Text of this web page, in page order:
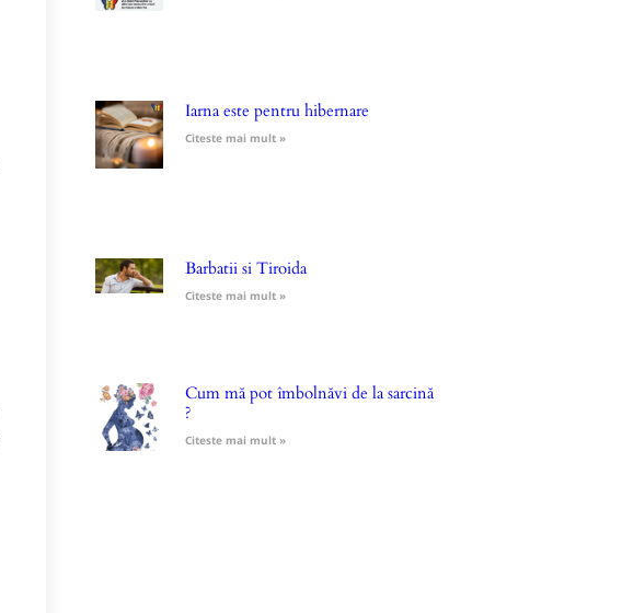
Iarna este pentru hibernare
Citeste mai mult »
Barbatii si Tiroida
Citeste mai mult »
Cum mă pot îmbolnăvi de la sarcină
?
Citeste mai mult »